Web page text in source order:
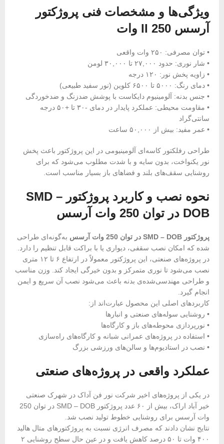
ویژگی‌ها و مشخصات فنی پروژکتور
آرسس II 250 وات
• توان مصرفی: ۲۵۰ وات واقعی
• شار نوری: حدود ۲۷,۰۰۰ تا ۳۰,۰۰۰ لومن
• زاویه پخش نور: ۱۲۰ درجه
• دمای رنگ: ۵۰۰۰ تا ۶۵۰۰ کلوین (نور سفید طبیعی)
• جنس بدنه: آلومینیوم دایکاست با پوشش ضدزنگ و ضدخوردگی
• مقاومت محیطی: عملکرد پایدار در دمای -۳۰ تا +۵۰ درجه
سانتی‌گراد
• عمر مفید: بیش از ۵۰,۰۰۰ ساعت
طراحی رفلکتور کاسه‌ای آلومینیومی در این پروژکتور باعث پخش
نور یکنواخت، بدون سایه و با شدت مطلوب می‌شود که برای
روشنایی سقف‌های بلند و فضاهای باز بسیار مناسب است.
نحوه نصب و کاربرد پروژکتور SMD –
DOB در توان 250 وات آرسس
پروژکتور SMD – DOB در توان 250 وات آرسس
به‌گونه‌ای طراحی
شده که امکان نصب سقفی، دیواری یا با براکت قابل تنظیم را دارد.
در پروژه‌های صنعتی، این پروژکتور معمولاً در ارتفاع ۶ تا ۱۲ متری
نصب می‌شود تا نوری متمرکز و بدون خیرگی ایجاد کند. وزن مناسب
و طراحی مهندسی‌شده‌ی بدنه باعث می‌شود نصب آن سریع و ایمن
انجام گیرد.
کاربردهای اصلی این محصول عبارت‌اند از:
• روشنایی سوله‌های صنعتی و انبارها
• نورپردازی محوطه‌های باز و کارگاه‌ها
• استفاده در پروژه‌های عمرانی شبانه و کارگاه‌های راه‌سازی
• نصب در استادیوم‌ها و سالن‌های ورزشی بزرگ
عملکرد واقعی در پروژه‌های صنعتی
در یکی از پروژه‌های اخیر شرکت نور فن آداک در شهرک صنعتی
خیر ‌آباد اراک، بیش از ۶۰ عدد پروژکتور SMD – DOB در توان 250
وات آرسس برای روشنایی خطوط تولید نصب شد.
نتایج نشان دادند که مصرف انرژی نسبت به پروژکتورهای متال هالید
۴۰۰ وات تا ۵۰ درصد کاهش یافت و در عین حال سطح روشنایی ۲